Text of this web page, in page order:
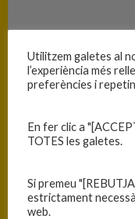
Utilitzem galetes al
l’experiència més
preferències i
En fer clic a
TOTES les galetes.
Si premeu
estrictament
web.